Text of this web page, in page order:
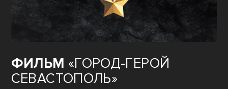
ФИЛЬМ «ГОРОД-ГЕРОЙ
СЕВАСТОПОЛЬ»